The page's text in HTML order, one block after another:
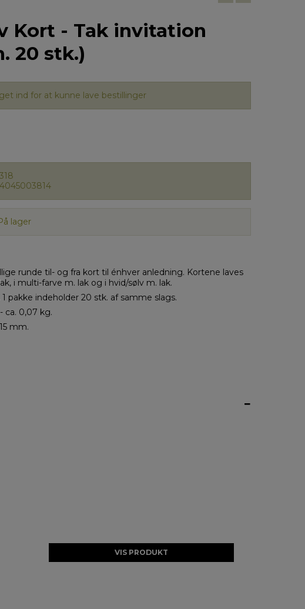
Kort - Tak invitation
20 stk.)
ind for at kunne lave bestillinger
lager
runde til- og fra kort til énhver anledning. Kortene laves
i multi-farve m. lak og i hvid/sølv m. lak.
pakke indeholder 20 stk. af samme slags.
ca. 0,07 kg.
mm.
VIS PRODUKT